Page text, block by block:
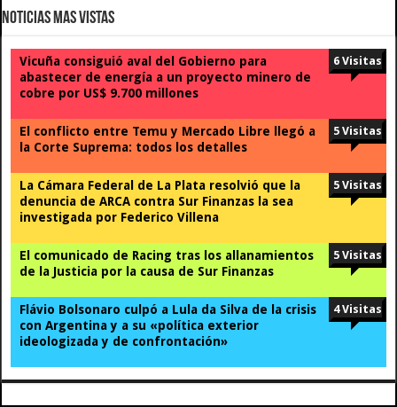
Noticias Mas Vistas
Vicuña consiguió aval del Gobierno para
abastecer de energía a un proyecto minero de
cobre por US$ 9.700 millones
6 Visitas
El conflicto entre Temu y Mercado Libre llegó a
la Corte Suprema: todos los detalles
5 Visitas
La Cámara Federal de La Plata resolvió que la
denuncia de ARCA contra Sur Finanzas la sea
investigada por Federico Villena
5 Visitas
El comunicado de Racing tras los allanamientos
de la Justicia por la causa de Sur Finanzas
5 Visitas
Flávio Bolsonaro culpó a Lula da Silva de la crisis
con Argentina y a su «política exterior
ideologizada y de confrontación»
4 Visitas